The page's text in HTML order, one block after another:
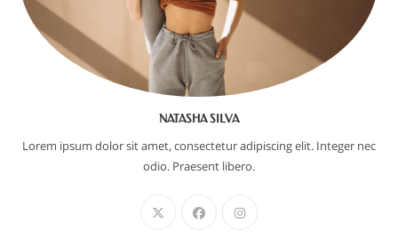
NATASHA SILVA
Lorem ipsum dolor sit amet, consectetur adipiscing elit. Integer nec
odio. Praesent libero.